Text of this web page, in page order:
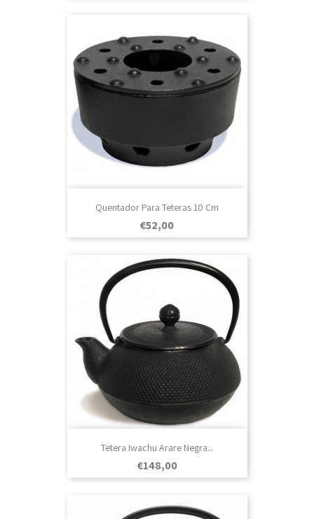
Quentador Para Teteras 10 Cm
Prezo
€52,00
Tetera Iwachu Arare Negra...
Prezo
€148,00